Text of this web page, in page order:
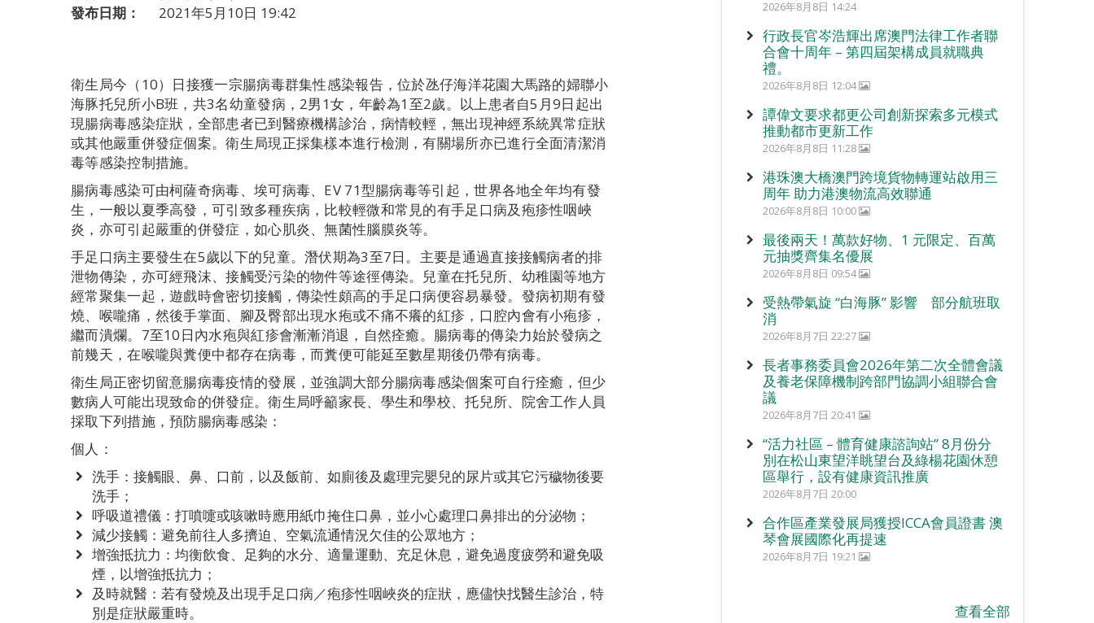
發布日期：
2021年5月10日 19:42
衛生局今（10）日接獲一宗腸病毒群集性感染報告，位於氹仔海洋花園大馬路的婦聯小
海豚托兒所小B班，共3名幼童發病，2男1女，年齡為1至2歲。以上患者自5月9日起出
現腸病毒感染症狀，全部患者已到醫療機構診治，病情較輕，無出現神經系統異常症狀
或其他嚴重併發症個案。衛生局現正採集樣本進行檢測，有關場所亦已進行全面清潔消
毒等感染控制措施。
腸病毒感染可由柯薩奇病毒、埃可病毒、EV 71型腸病毒等引起，世界各地全年均有發
生，一般以夏季高發，可引致多種疾病，比較輕微和常見的有手足口病及疱疹性咽峽
炎，亦可引起嚴重的併發症，如心肌炎、無菌性腦膜炎等。
手足口病主要發生在5歲以下的兒童。潛伏期為3至7日。主要是通過直接接觸病者的排
泄物傳染，亦可經飛沫、接觸受污染的物件等途徑傳染。兒童在托兒所、幼稚園等地方
經常聚集一起，遊戲時會密切接觸，傳染性頗高的手足口病便容易暴發。發病初期有發
燒、喉嚨痛，然後手掌面、腳及臀部出現水疱或不痛不癢的紅疹，口腔內會有小疱疹，
繼而潰爛。7至10日內水疱與紅疹會漸漸消退，自然痊癒。腸病毒的傳染力始於發病之
前幾天，在喉嚨與糞便中都存在病毒，而糞便可能延至數星期後仍帶有病毒。
衛生局正密切留意腸病毒疫情的發展，並強調大部分腸病毒感染個案可自行痊癒，但少
數病人可能出現致命的併發症。衛生局呼籲家長、學生和學校、托兒所、院舍工作人員
採取下列措施，預防腸病毒感染：
個人：
洗手：接觸眼、鼻、口前，以及飯前、如廁後及處理完嬰兒的尿片或其它污穢物後要
洗手；
呼吸道禮儀：打噴嚏或咳嗽時應用紙巾掩住口鼻，並小心處理口鼻排出的分泌物；
減少接觸：避免前往人多擠迫、空氣流通情況欠佳的公眾地方；
增強抵抗力：均衡飲食、足夠的水分、適量運動、充足休息，避免過度疲勞和避免吸
煙，以增強抵抗力；
及時就醫：若有發燒及出現手足口病／疱疹性咽峽炎的症狀，應儘快找醫生診治，特
別是症狀嚴重時。
2026年8月8日 14:24
行政長官岑浩輝出席澳門法律工作者聯
合會十周年 – 第四屆架構成員就職典
禮。
2026年8月8日 12:04
譚偉文要求都更公司創新探索多元模式
推動都市更新工作
2026年8月8日 11:28
港珠澳大橋澳門跨境貨物轉運站啟用三
周年 助力港澳物流高效聯通
2026年8月8日 10:00
最後兩天！萬款好物、1 元限定、百萬
元抽獎齊集名優展
2026年8月8日 09:54
受熱帶氣旋 “白海豚” 影響 部分航班取
消
2026年8月7日 22:27
長者事務委員會2026年第二次全體會議
及養老保障機制跨部門協調小組聯合會
議
2026年8月7日 20:41
“活力社區 – 體育健康諮詢站” 8月份分
別在松山東望洋眺望台及綠楊花園休憩
區舉行，設有健康資訊推廣
2026年8月7日 20:00
合作區產業發展局獲授ICCA會員證書 澳
琴會展國際化再提速
2026年8月7日 19:21
查看全部